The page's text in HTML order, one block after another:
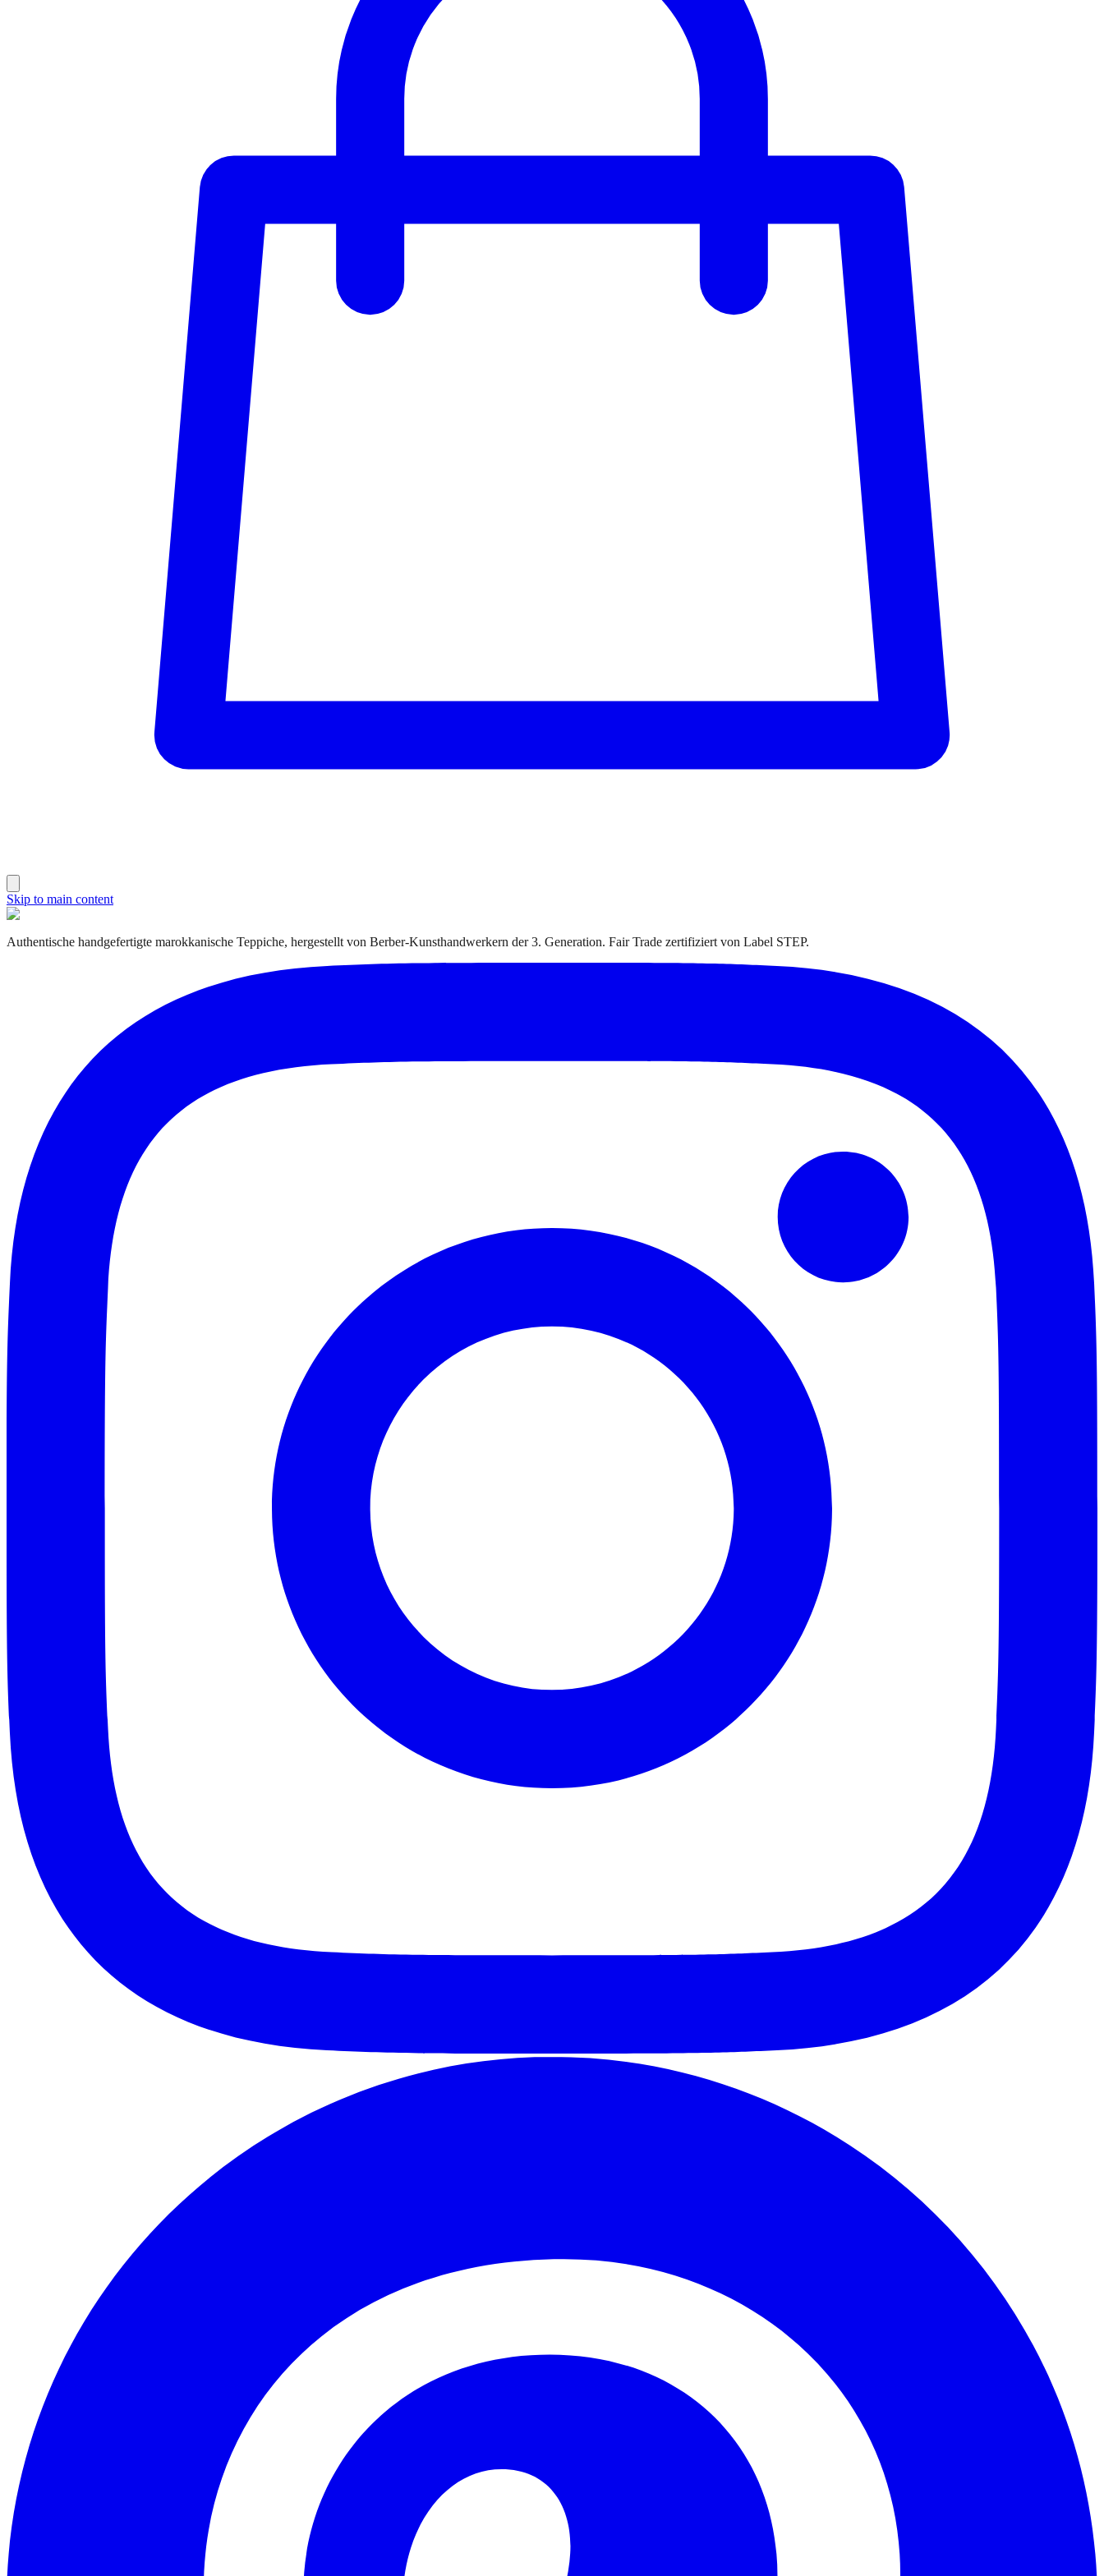
Skip to main content
Authentische handgefertigte marokkanische Teppiche, hergestellt von Berber-Kunsthandwerkern der 3. Generation. Fair Trade zertifiziert von Label STEP.